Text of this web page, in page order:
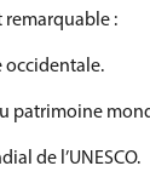
:
occidentale.
patrimoine
de l’UNESCO.